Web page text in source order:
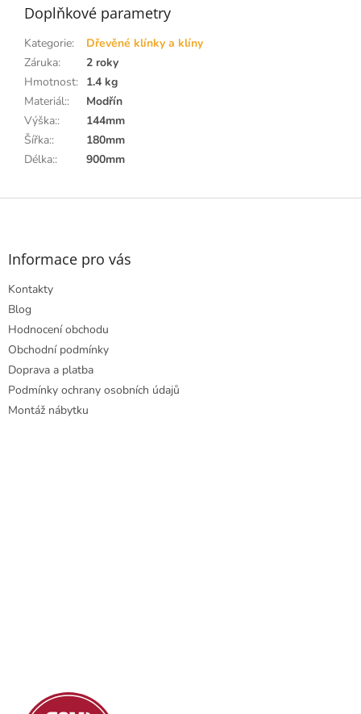
Doplňkové parametry
Kategorie:
Dřevěné klínky a klíny
Záruka:
2 roky
Hmotnost: 1.4 kg
Materiál::
Modřín
Výška::
144mm
Šířka::
180mm
Délka:: 900mm
Z
Informace pro vás
Kontakty
Blog
Hodnocení obchodu
Obchodní podmínky
Doprava a platba
Podmínky ochrany osobních údajů
Montáž nábytku